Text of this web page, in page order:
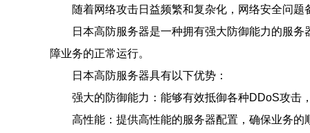
随着网络攻击日益频繁和复杂化，网络安全问
日本高防服务器是一种拥有强大防御能力的服
障业务的正常运行。
日本高防服务器具有以下优势：
强大的防御能力：能够有效抵御各种DDoS攻击
高性能：提供高性能的服务器配置，确保业务的